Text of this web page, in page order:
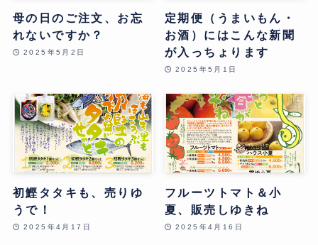
母の日のご注文、お忘
れないですか？
2025年5月2日
定期便（うまいもん・
お酒）にはこんな新聞
が入っちょります
2025年5月1日
初鰹タタキも、売りゆ
うで！
2025年4月17日
フルーツトマト＆小
夏、販売しゆきね
2025年4月16日